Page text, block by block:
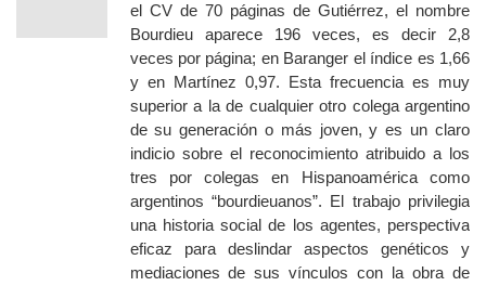
el CV de 70 páginas de Gutiérrez, el nombre
Bourdieu aparece 196 veces, es decir 2,8
veces por página; en Baranger el índice es 1,66
y en Martínez 0,97. Esta frecuencia es muy
superior a la de cualquier otro colega argentino
de su generación o más joven, y es un claro
indicio sobre el reconocimiento atribuido a los
tres por colegas en Hispanoamérica como
argentinos “bourdieuanos”. El trabajo privilegia
una historia social de los agentes, perspectiva
eficaz para deslindar aspectos genéticos y
mediaciones de sus vínculos con la obra de